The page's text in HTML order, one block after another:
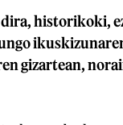
historikoki,
gizartean,